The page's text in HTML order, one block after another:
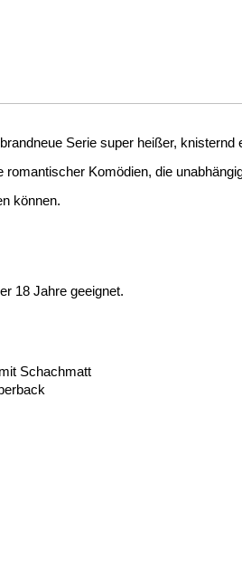
Serie super heißer, knisternd
Komödien, die
können.
18 Jahre geeignet.